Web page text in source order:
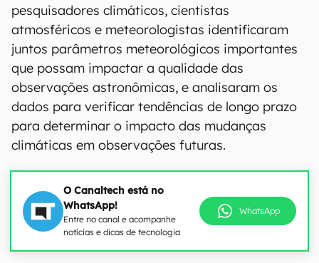
pesquisadores climáticos, cientistas
atmosféricos e meteorologistas identificaram
juntos parâmetros meteorológicos importantes
que possam impactar a qualidade das
observações astronômicas, e analisaram os
dados para verificar tendências de longo prazo
para determinar o impacto das mudanças
climáticas em observações futuras.
O Canaltech está no
WhatsApp!
Entre no canal e acompanhe
notícias e dicas de tecnologia
WhatsApp